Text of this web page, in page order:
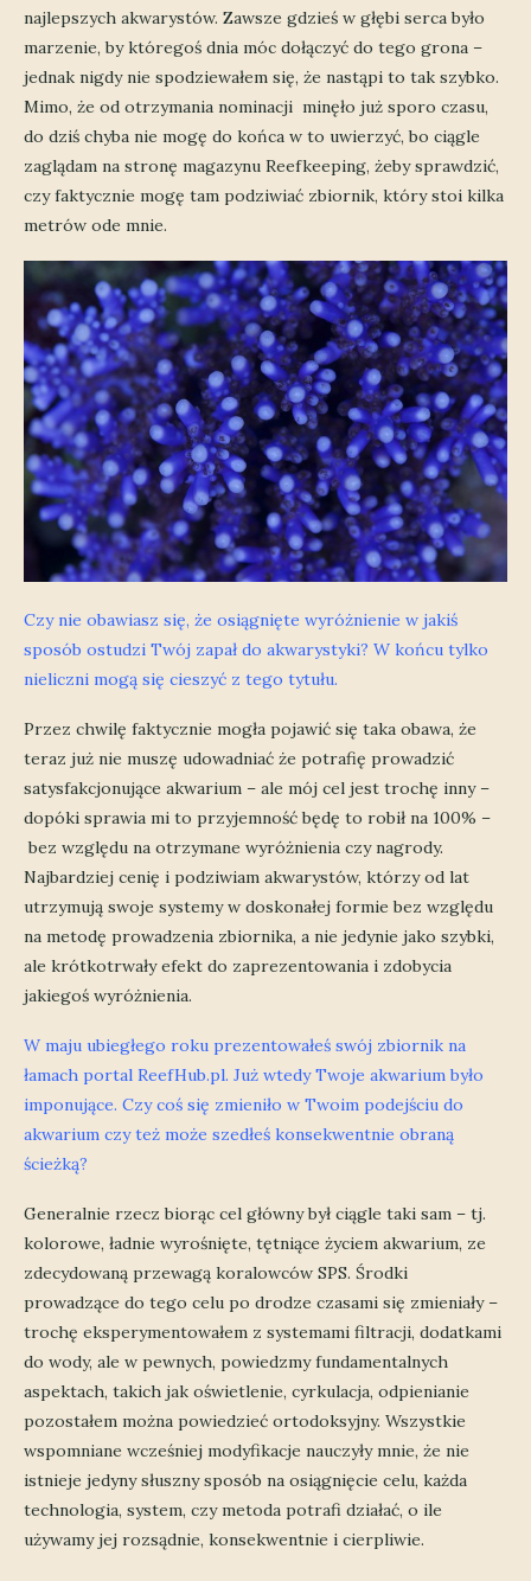
najlepszych akwarystów. Zawsze gdzieś w głębi serca było
marzenie, by któregoś dnia móc dołączyć do tego grona –
jednak nigdy nie spodziewałem się, że nastąpi to tak szybko.
Mimo, że od otrzymania nominacji minęło już sporo czasu,
do dziś chyba nie mogę do końca w to uwierzyć, bo ciągle
zaglądam na stronę magazynu Reefkeeping, żeby sprawdzić,
czy faktycznie mogę tam podziwiać zbiornik, który stoi kilka
metrów ode mnie.
Czy nie obawiasz się, że osiągnięte wyróżnienie w jakiś
sposób ostudzi Twój zapał do akwarystyki? W końcu tylko
nieliczni mogą się cieszyć z tego tytułu.
Przez chwilę faktycznie mogła pojawić się taka obawa, że
teraz już nie muszę udowadniać że potrafię prowadzić
satysfakcjonujące akwarium – ale mój cel jest trochę inny –
dopóki sprawia mi to przyjemność będę to robił na 100% –
bez względu na otrzymane wyróżnienia czy nagrody.
Najbardziej cenię i podziwiam akwarystów, którzy od lat
utrzymują swoje systemy w doskonałej formie bez względu
na metodę prowadzenia zbiornika, a nie jedynie jako szybki,
ale krótkotrwały efekt do zaprezentowania i zdobycia
jakiegoś wyróżnienia.
W maju ubiegłego roku prezentowałeś swój zbiornik na
łamach portal ReefHub.pl. Już wtedy Twoje akwarium było
imponujące. Czy coś się zmieniło w Twoim podejściu do
akwarium czy też może szedłeś konsekwentnie obraną
ścieżką?
Generalnie rzecz biorąc cel główny był ciągle taki sam – tj.
kolorowe, ładnie wyrośnięte, tętniące życiem akwarium, ze
zdecydowaną przewagą koralowców SPS. Środki
prowadzące do tego celu po drodze czasami się zmieniały –
trochę eksperymentowałem z systemami filtracji, dodatkami
do wody, ale w pewnych, powiedzmy fundamentalnych
aspektach, takich jak oświetlenie, cyrkulacja, odpienianie
pozostałem można powiedzieć ortodoksyjny. Wszystkie
wspomniane wcześniej modyfikacje nauczyły mnie, że nie
istnieje jedyny słuszny sposób na osiągnięcie celu, każda
technologia, system, czy metoda potrafi działać, o ile
używamy jej rozsądnie, konsekwentnie i cierpliwie.